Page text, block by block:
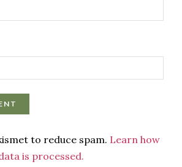
to reduce spam. Learn how
is processed.